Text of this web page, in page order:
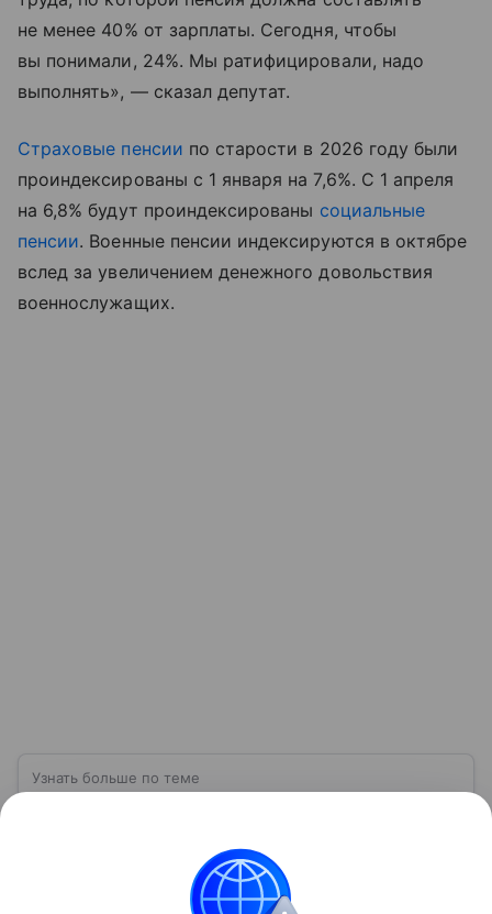
не менее 40% от зарплаты. Сегодня, чтобы
вы понимали, 24%. Мы ратифицировали, надо
выполнять», — сказал депутат.
Страховые пенсии по старости в 2026 году были
проиндексированы с 1 января на 7,6%. С 1 апреля
на 6,8% будут проиндексированы социальные
пенсии. Военные пенсии индексируются в октябре
вслед за увеличением денежного довольствия
военнослужащих.
Узнать больше по теме
Этим термином называют социально-
экономическое явление. Существует этот процесс
уже давно. Появился он вместе с деньгами, потому